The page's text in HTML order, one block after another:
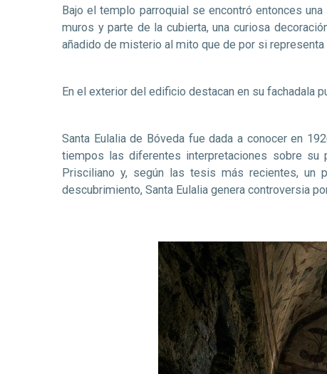
Bajo el templo parroquial se encontró entonces
muros y parte de la cubierta, una curiosa
añadido de misterio al mito que de por si representa
En el exterior del edificio destacan en su fachadala
Santa Eulalia de Bóveda fue dada a conocer en
tiempos las diferentes interpretaciones sobre su
Prisciliano y, según las tesis más recientes, un
descubrimiento, Santa Eulalia genera controversia